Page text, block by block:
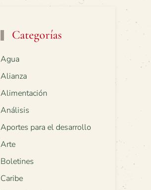
Categorías
Agua
Alianza
Alimentación
Análisis
Aportes para el desarrollo
Arte
Boletines
Caribe